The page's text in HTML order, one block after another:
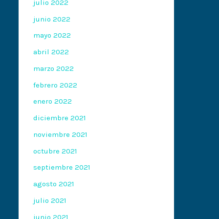
julio 2022
junio 2022
mayo 2022
abril 2022
marzo 2022
febrero 2022
enero 2022
diciembre 2021
noviembre 2021
octubre 2021
septiembre 2021
agosto 2021
julio 2021
junio 2021